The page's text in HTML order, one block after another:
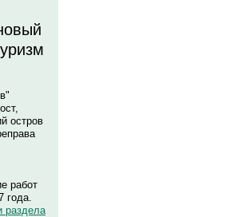
остров
работ
года.
раздела